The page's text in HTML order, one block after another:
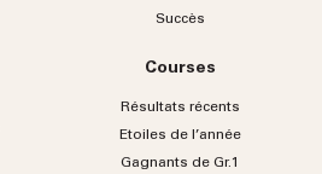
Succès
Courses
Résultats récents
Etoiles de l’année
Gagnants de Gr.1